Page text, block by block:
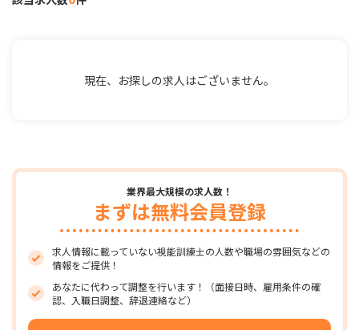
現在、お探しの求人はございません。
業界最大規模の求人数！
まずは無料会員登録
求人情報に載っていない視能訓練士の人数や職場の雰囲気などの
情報をご提供！
あなたに代わって調整を行います！（面接日時、雇用条件の確
認、入職日調整、辞退連絡など）